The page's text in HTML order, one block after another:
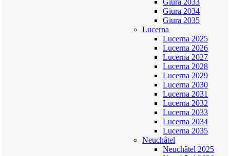
Giura 2033
Giura 2034
Giura 2035
Lucerna
Lucerna 2025
Lucerna 2026
Lucerna 2027
Lucerna 2028
Lucerna 2029
Lucerna 2030
Lucerna 2031
Lucerna 2032
Lucerna 2033
Lucerna 2034
Lucerna 2035
Neuchâtel
Neuchâtel 2025